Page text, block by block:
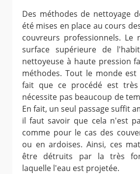
Des méthodes de nettoyage
été mises en place au cours
couvreurs professionnels. Le
surface supérieure de
nettoyeuse à haute pression
méthodes. Tout le monde
fait que ce procédé est
nécessite pas beaucoup de
En fait, un seul passage suffit
il faut savoir que cela n'est
comme pour le cas des
ou en ardoises. Ainsi, ces
être détruits par la très
laquelle l'eau est projetée.